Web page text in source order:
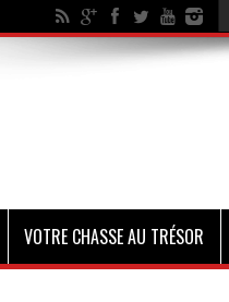
VOTRE CHASSE AU TRÉSOR